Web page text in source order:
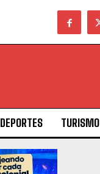
DEPORTES TURISMO